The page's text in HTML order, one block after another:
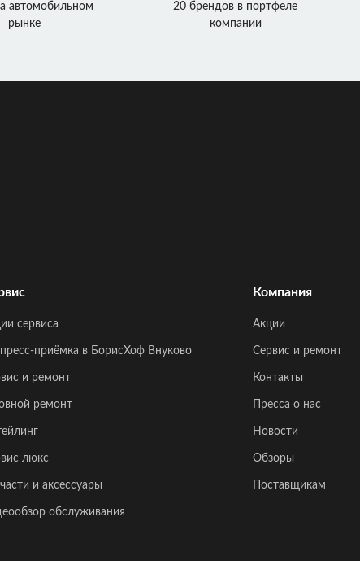
автомобильном
рынке
20 брендов в портфеле
компании
сервиса
приёмка в БорисХоф Внуково
и ремонт
ремонт
люкс
и аксессуары
обслуживания
Компания
Акции
Сервис и ремонт
Контакты
Пресса о нас
Новости
Обзоры
Поставщикам